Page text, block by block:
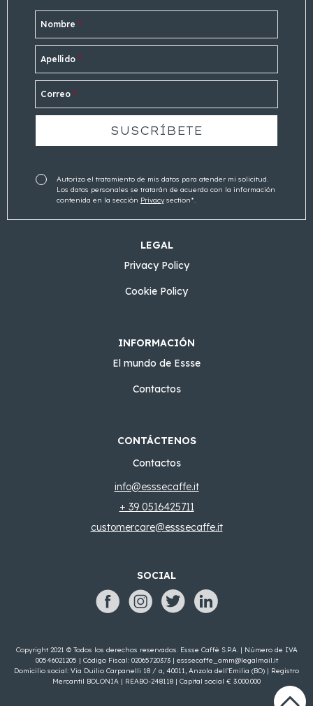
LEGAL
Privacy Policy
Cookie Policy
INFORMACIÓN
El mundo de Essse
Contactos
Copyright 2021 © Todos los derechos reservados. Essse Caffè S.P.A. | Número de IVA
00546021205 | Código Fiscal: 02065720373 | esssecaffe_amm@legalmail.it
Domicilio social: Via Duilio Carpanelli 18 / a, 40011, Anzola dell’Emilia (BO) | Registro
Mercantil BOLONIA | REABO-248118 | Capital social € 3.000.000
CONTÁCTENOS
Contactos
info@esssecaffe.it
+ 39 0516425711
customercare@esssecaffe.it
SOCIAL
Nombre *
Apellido *
Correo *
Autorizo el tratamiento de mis datos para atender mi solicitud.
Los datos personales se tratarán de acuerdo con la información
contenida en la sección Privacysection*.